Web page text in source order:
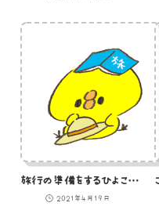
旅行の準備をするひよこのイラスト
2021年4月19日